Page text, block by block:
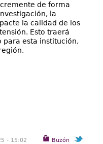
de forma
la
la calidad de los
Esto traerá
para esta institución,
Buzón
- 15:02